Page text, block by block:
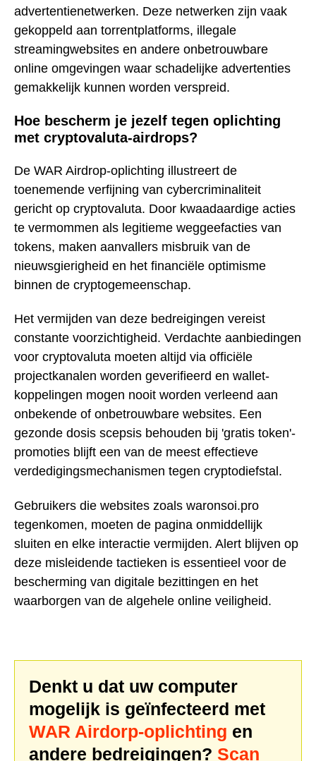
advertentienetwerken. Deze netwerken zijn vaak
gekoppeld aan torrentplatforms, illegale
streamingwebsites en andere onbetrouwbare
online omgevingen waar schadelijke advertenties
gemakkelijk kunnen worden verspreid.
Hoe bescherm je jezelf tegen oplichting
met cryptovaluta-airdrops?
De WAR Airdrop-oplichting illustreert de
toenemende verfijning van cybercriminaliteit
gericht op cryptovaluta. Door kwaadaardige acties
te vermommen als legitieme weggeefacties van
tokens, maken aanvallers misbruik van de
nieuwsgierigheid en het financiële optimisme
binnen de cryptogemeenschap.
Het vermijden van deze bedreigingen vereist
constante voorzichtigheid. Verdachte aanbiedingen
voor cryptovaluta moeten altijd via officiële
projectkanalen worden geverifieerd en wallet-
koppelingen mogen nooit worden verleend aan
onbekende of onbetrouwbare websites. Een
gezonde dosis scepsis behouden bij 'gratis token'-
promoties blijft een van de meest effectieve
verdedigingsmechanismen tegen cryptodiefstal.
Gebruikers die websites zoals waronsoi.pro
tegenkomen, moeten de pagina onmiddellijk
sluiten en elke interactie vermijden. Alert blijven op
deze misleidende tactieken is essentieel voor de
bescherming van digitale bezittingen en het
waarborgen van de algehele online veiligheid.
Denkt u dat uw computer
mogelijk is geïnfecteerd met
WAR Airdorp-oplichting en
andere bedreigingen? Scan